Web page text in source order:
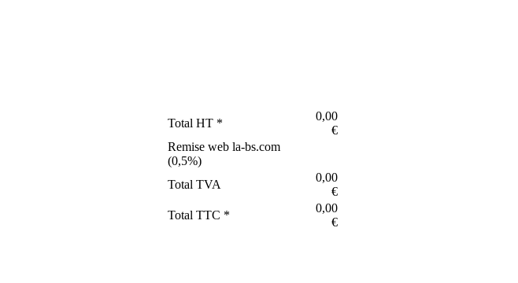
Total HT *
0,00
€
Remise web la-bs.com
(0,5%)
Total TVA
0,00
€
Total TTC *
0,00
€